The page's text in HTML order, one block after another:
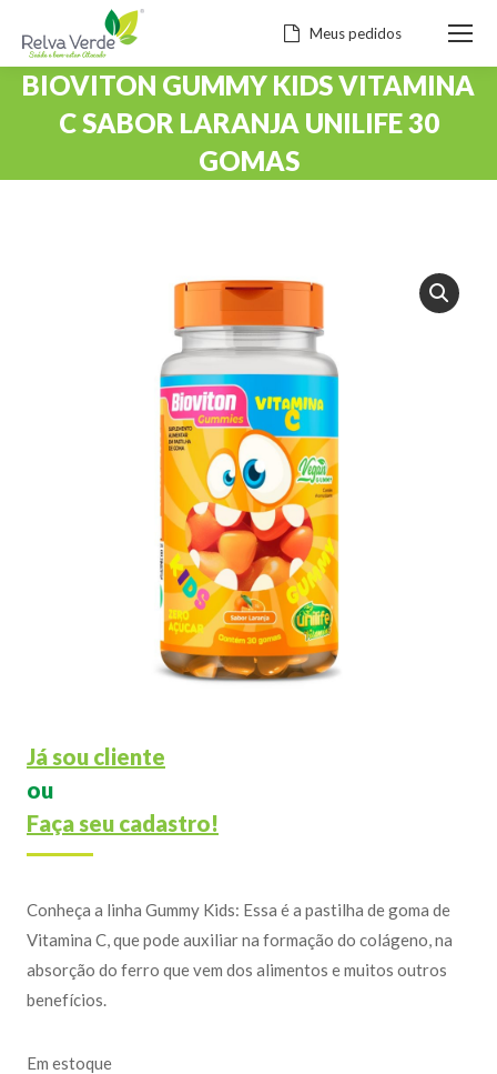
Meus pedidos
BIOVITON GUMMY KIDS VITAMINA
C SABOR LARANJA UNILIFE 30
GOMAS
Já sou cliente
ou
Faça seu cadastro!
Conheça a linha Gummy Kids: Essa é a pastilha de goma de
Vitamina C, que pode auxiliar na formação do colágeno, na
absorção do ferro que vem dos alimentos e muitos outros
benefícios.
Em estoque